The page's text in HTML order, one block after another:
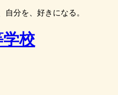
自分を、好きになる。